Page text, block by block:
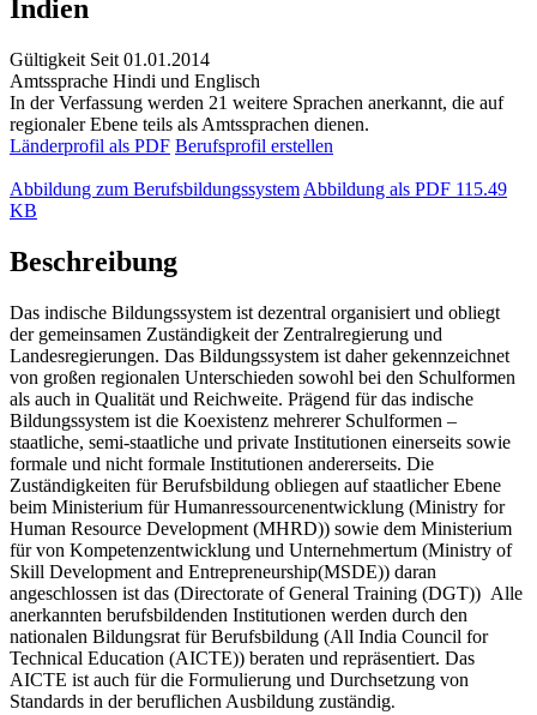
Indien
Gültigkeit Seit 01.01.2014
Amtssprache Hindi und Englisch
In der Verfassung werden 21 weitere Sprachen anerkannt, die auf
regionaler Ebene teils als Amtssprachen dienen.
Länderprofil als PDF Berufsprofil erstellen
Abbildung zum Berufsbildungssystem Abbildung als PDF 115.49
KB
Beschreibung
Das indische Bildungssystem ist dezentral organisiert und obliegt
der gemeinsamen Zuständigkeit der Zentralregierung und
Landesregierungen. Das Bildungssystem ist daher gekennzeichnet
von großen regionalen Unterschieden sowohl bei den Schulformen
als auch in Qualität und Reichweite. Prägend für das indische
Bildungssystem ist die Koexistenz mehrerer Schulformen –
staatliche, semi-staatliche und private Institutionen einerseits sowie
formale und nicht formale Institutionen andererseits. Die
Zuständigkeiten für Berufsbildung obliegen auf staatlicher Ebene
beim Ministerium für Humanressourcenentwicklung (Ministry for
Human Resource Development (MHRD)) sowie dem Ministerium
für von Kompetenzentwicklung und Unternehmertum (Ministry of
Skill Development and Entrepreneurship(MSDE)) daran
angeschlossen ist das (Directorate of General Training (DGT)) Alle
anerkannten berufsbildenden Institutionen werden durch den
nationalen Bildungsrat für Berufsbildung (All India Council for
Technical Education (AICTE)) beraten und repräsentiert. Das
AICTE ist auch für die Formulierung und Durchsetzung von
Standards in der beruflichen Ausbildung zuständig.